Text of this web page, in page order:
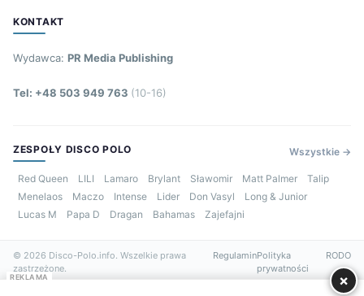
KONTAKT
Wydawca: PR Media Publishing
Tel: +48 503 949 763 (10-16)
ZESPOŁY DISCO POLO Wszystkie →
Red Queen LILI Lamaro Brylant Sławomir Matt Palmer
Talip
Menelaos
Maczo Intense Lider Don Vasyl
Long & Junior
Lucas M
Papa D Dragan Bahamas Zajefajni
© 2026 Disco-Polo.info. Wszelkie prawa
zastrzeżone.
RegulaminPolityka
prywatności
RODO
REKLAMA ×